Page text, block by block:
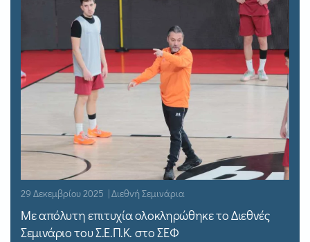
29 Δεκεμβρίου 2025 | Διεθνή Σεμινάρια
Με απόλυτη επιτυχία ολοκληρώθηκε το Διεθνές
Σεμινάριο του Σ.Ε.Π.Κ. στο ΣΕΦ